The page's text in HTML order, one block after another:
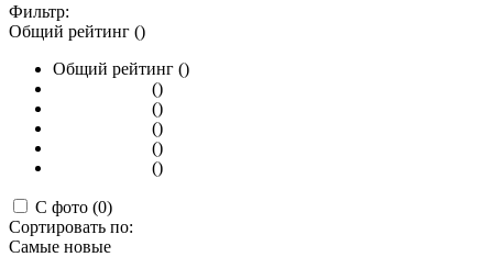
Фильтр:
Общий рейтинг ()
Общий рейтинг ()
()
()
()
()
()
С фото (0)
Сортировать по:
Самые новые